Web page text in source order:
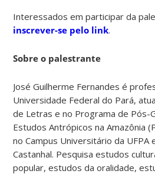
Interessados em participar da
inscrever-se pelo link.
Sobre o palestrante
José Guilherme Fernandes é
Universidade Federal do Pará,
de Letras e no Programa de Pós-
Estudos Antrópicos na Amazônia
no Campus Universitário da UFPA
Castanhal. Pesquisa estudos
popular, estudos da oralidade,